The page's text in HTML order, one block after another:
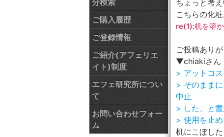
分検索
ご購入履歴
ご登録情報
ご紹介(アフェリエ
イト)制度
エフェ研究所につい
て
お問い合わせフォー
ム
ちょっと考
こちらの化
re(1):机を溶
ご投稿あり
▼chiakiさん
> アットコ
> そのまま
中止
> した、と
> 使用を止め
机にこぼし